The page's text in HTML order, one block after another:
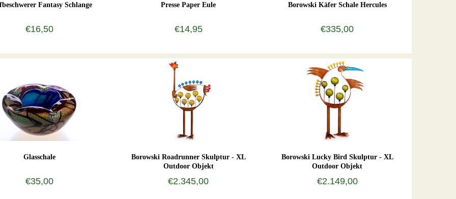
Fantasy Schlange
€16,50
Presse Paper Eule
€14,95
Borowski Käfer Schale Hercules
€335,00
Glasschale
€35,00
Borowski Roadrunner Skulptur - XL
Outdoor Objekt
€2.345,00
Borowski Lucky Bird Skulptur - XL
Outdoor Objekt
€2.149,00